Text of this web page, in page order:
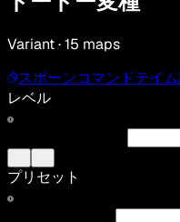
Variant · 15 maps
スポーンコマンドテイ
レベル
プリセット